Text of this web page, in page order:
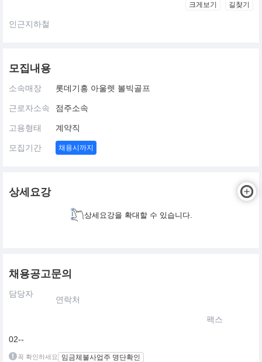
크게보기 길찾기
인근지하철
모집내용
소속매장 롯데기흥 아울렛 볼빅골프
근로자소속 점주소속
고용형태 계약직
모집기간 채용시까지
상세요강
상세요강을 확대할 수 있습니다.
채용공고문의
담당자
연락처
팩스
02--
꼭 확인하세요 임금체불사업주 명단확인